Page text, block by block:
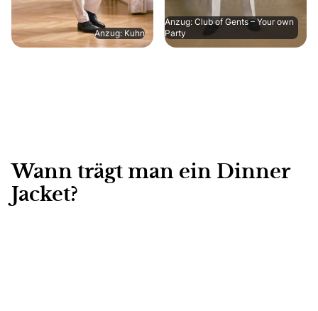
Anzug: Kuhn
Anzug: Club of Gents – Your own
Party
Wann trägt man ein Dinner
Jacket?